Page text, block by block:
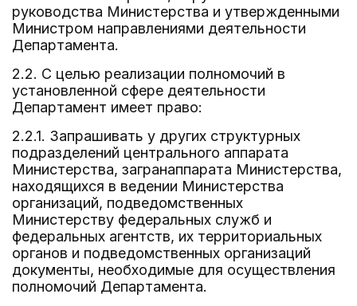
руководства Министерства и утвержденными
Министром направлениями деятельности
Департамента.
2.2. С целью реализации полномочий в
установленной сфере деятельности
Департамент имеет право:
2.2.1. Запрашивать у других структурных
подразделений центрального аппарата
Министерства, загранаппарата Министерства,
находящихся в ведении Министерства
организаций, подведомственных
Министерству федеральных служб и
федеральных агентств, их территориальных
органов и подведомственных организаций
документы, необходимые для осуществления
полномочий Департамента.